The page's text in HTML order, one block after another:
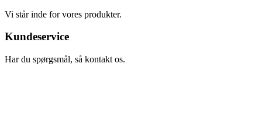
Vi står inde for vores produkter.
Kundeservice
Har du spørgsmål, så kontakt os.